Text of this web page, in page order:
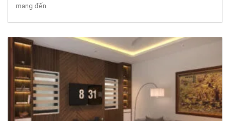
mang đến